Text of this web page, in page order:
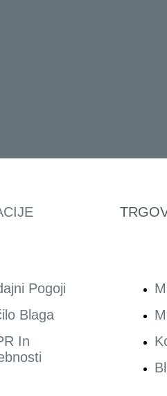
Pogoji
Blaga
In